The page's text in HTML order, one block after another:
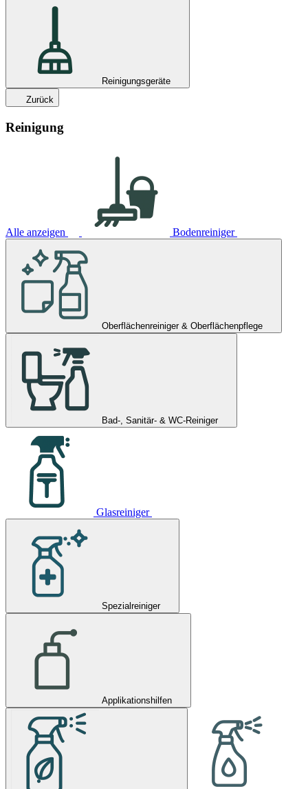
Reinigungsgeräte
Zurück
Reinigung
Alle anzeigen Bodenreiniger
Oberflächenreiniger & Oberflächenpflege
Bad-, Sanitär- & WC-Reiniger
Glasreiniger
Spezialreiniger
Applikationshilfen